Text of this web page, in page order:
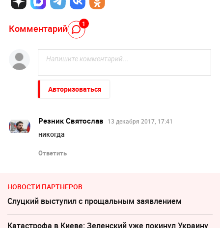
Комментарий 1
Авторизоваться
Резник Святослав 13 декабря 2017, 17:41
никогда
Ответить
НОВОСТИ ПАРТНЕРОВ
Слуцкий выступил с прощальным заявлением
Катастрофа в Киеве: Зеленский уже покинул Украину